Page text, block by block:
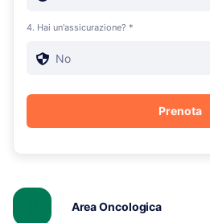
4. Hai un'assicurazione? *
Area Oncologica